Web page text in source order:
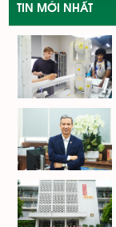
TIN MỚI NHẤT